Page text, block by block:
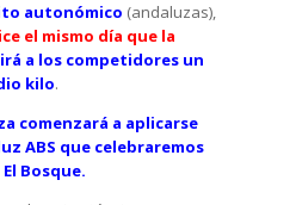
autonómico (andaluzas),
el mismo día que la
a los competidores un
kilo.
comenzará a aplicarse
ABS que celebraremos
Bosque.